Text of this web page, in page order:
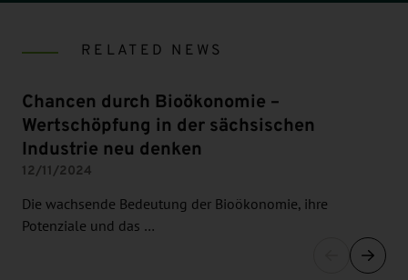
RELATED NEWS
Chancen durch Bioökonomie –
Wertschöpfung in der sächsischen
Industrie neu denken
12/11/2024
Die wachsende Bedeutung der Bioökonomie, ihre
Potenziale und das …